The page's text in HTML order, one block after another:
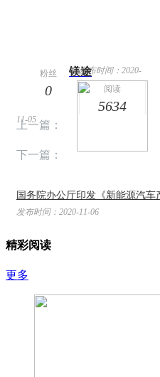
镁途
粉丝
0 阅读
5634
上一篇：
发布时间：2020-
11-05
下一篇：
发布时间：2020-11-06
精彩阅读
更多